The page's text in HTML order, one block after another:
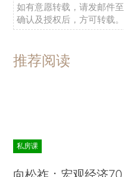
如有意愿转载，请发邮件至
确认及授权后，方可转载。
推荐阅读
私房课